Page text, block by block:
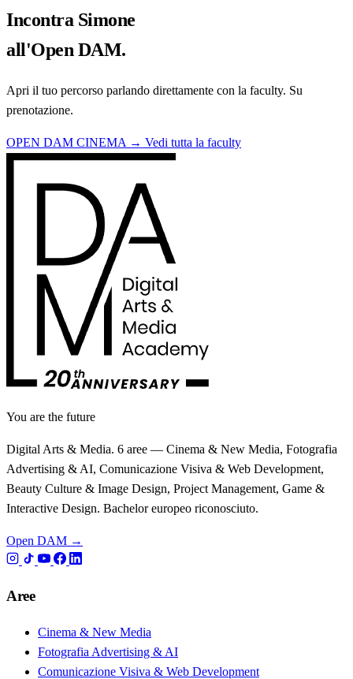
Incontra Simone
all'Open DAM.
Apri il tuo percorso parlando direttamente con la faculty. Su
prenotazione.
OPEN DAM CINEMA → Vedi tutta la faculty
You are the future
Digital Arts & Media. 6 aree — Cinema & New Media, Fotografia
Advertising & AI, Comunicazione Visiva & Web Development,
Beauty Culture & Image Design, Project Management, Game &
Interactive Design. Bachelor europeo riconosciuto.
Open DAM →
Aree
Cinema & New Media
Fotografia Advertising & AI
Comunicazione Visiva & Web Development